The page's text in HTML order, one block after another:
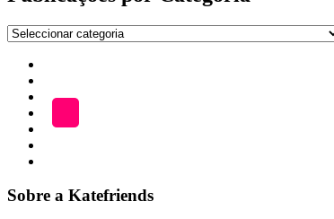
Publicações
Categoria
ADOÇÃO
LOJA
Sobre a Katefriends